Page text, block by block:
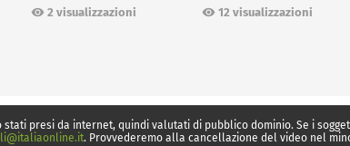
Ceuta2 visualizzazioni
12 visualizzazioni
stati presi da internet, quindi valutati di pubblico dominio. Se i
. Provvederemo alla cancellazione del video nel